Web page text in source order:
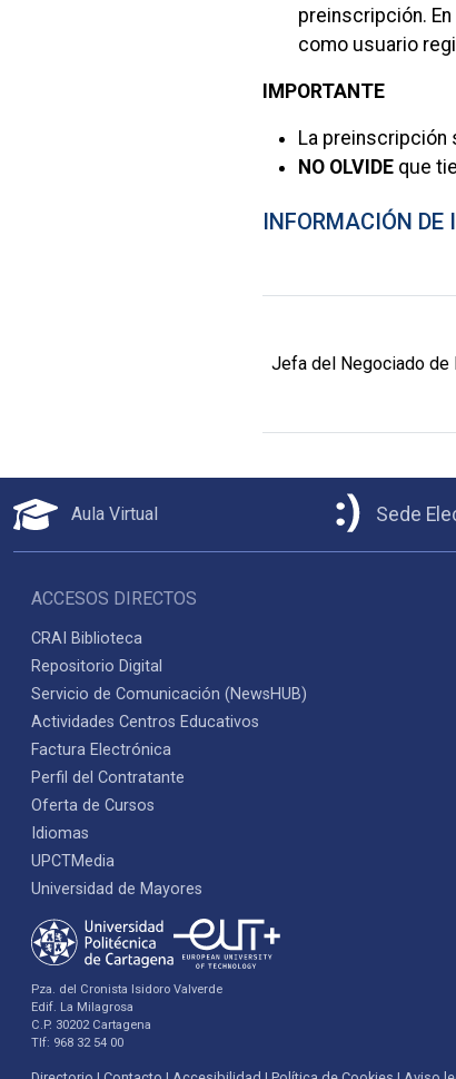
preinscripción.
como usuario
IMPORTANTE
La preinscripción
NO OLVIDE que
INFORMACIÓN DE
Jefa del Negociado de
Aula Virtual Sede
ACCESOS DIRECTOS
CRAI Biblioteca
Repositorio Digital
Servicio de Comunicación (NewsHUB)
Actividades Centros Educativos
Factura Electrónica
Perfil del Contratante
Oferta de Cursos
Idiomas
UPCTMedia
Universidad de Mayores
Pza. del Cronista Isidoro Valverde
Edif. La Milagrosa
C.P. 30202 Cartagena
Tlf: 968 32 54 00